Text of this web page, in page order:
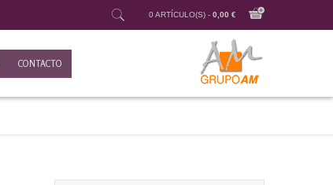
0 ARTÍCULO(S) - 0,00 €
CONTACTO